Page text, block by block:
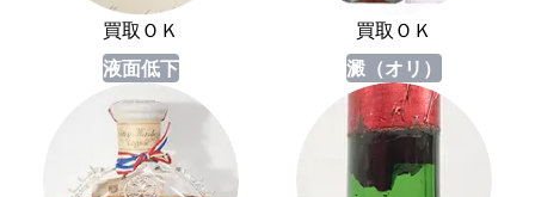
買取ＯＫ
買取ＯＫ
液面低下
澱（オリ）